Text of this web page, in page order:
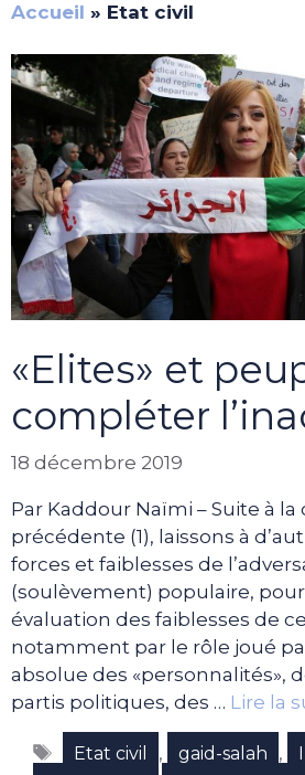
Accueil » Etat civil
«Elites» et
compléter
18 décembre 2019
Par Kaddour Naïmi – Suite à
précédente (1), laissons à
forces et faiblesses de
(soulèvement) populaire,
évaluation des faiblesses de
notamment par le rôle joué
absolue des «personnalités»,
partis politiques, des … Lire la
Étiquettes
Etat civil , gaid-salah ,